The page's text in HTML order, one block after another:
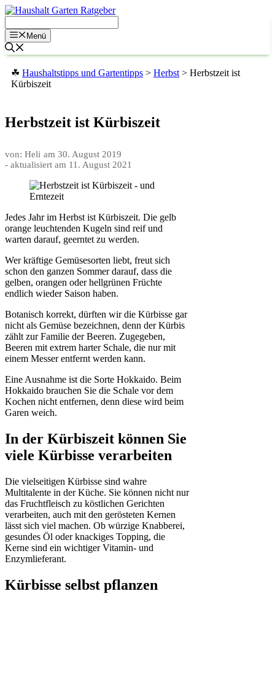
Zum
springenMenü
☘ Haushaltstipps und Gartentipps > Herbst > Herbstzeit ist
Kürbiszeit
Herbstzeit ist Kürbiszeit
von: Heli am 30. August 2019
- aktualisiert am 11. August 2021
Jedes Jahr im Herbst ist Kürbiszeit. Die gelb
orange leuchtenden Kugeln sind reif und
warten darauf, geerntet zu werden.
Wer kräftige Gemüsesorten liebt, freut sich
schon den ganzen Sommer darauf, dass die
gelben, orangen oder hellgrünen Früchte
endlich wieder Saison haben.
Botanisch korrekt, dürften wir die Kürbisse gar
nicht als Gemüse bezeichnen, denn der Kürbis
zählt zur Familie der Beeren. Zugegeben,
Beeren mit extrem harter Schale, die nur mit
einem Messer entfernt werden kann.
Eine Ausnahme ist die Sorte Hokkaido. Beim
Hokkaido brauchen Sie die Schale vor dem
Kochen nicht entfernen, denn diese wird beim
Garen weich.
In der Kürbiszeit können Sie
viele Kürbisse verarbeiten
Die vielseitigen Kürbisse sind wahre
Multitalente in der Küche. Sie können nicht nur
das Fruchtfleisch zu köstlichen Gerichten
verarbeiten, auch mit den gerösteten Kernen
lässt sich viel machen. Ob würzige Knabberei,
gesundes Öl oder knackiges Topping, die
Kerne sind ein wichtiger Vitamin- und
Enzymlieferant.
Kürbisse selbst pflanzen